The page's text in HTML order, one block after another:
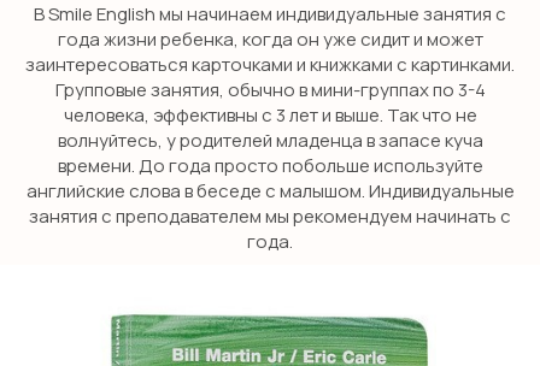
В Smile English мы начинаем индивидуальные занятия с
года жизни ребенка, когда он уже сидит и может
заинтересоваться карточками и книжками с картинками.
Групповые занятия, обычно в мини-группах по 3-4
человека, эффективны с 3 лет и выше. Так что не
волнуйтесь, у родителей младенца в запасе куча
времени. До года просто побольше используйте
английские слова в беседе с малышом. Индивидуальные
занятия с преподавателем мы рекомендуем начинать с
года.
Я даю согласие на обработку персональных данных
в соответствии сполитикой конфиденциальности
ОТПРАВИТЬ